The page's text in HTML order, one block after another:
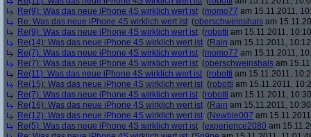
Re(9): Was das neue iPhone 4S wirklich wert ist (momo77 am 15.11.2011,
Re: Was das neue iPhone 4S wirklich wert ist (oberschweinshals am
Re(9): Was das neue iPhone 4S wirklich wert ist (robotti am 15.11.2011,
Re(14): Was das neue iPhone 4S wirklich wert ist (Rain am 15.11.2011,
Re(7): Was das neue iPhone 4S wirklich wert ist (momo77 am 15.11.2011,
Re(7): Was das neue iPhone 4S wirklich wert ist (oberschweinshals am
Re(11): Was das neue iPhone 4S wirklich wert ist (robotti am 15.11.2011,
Re(15): Was das neue iPhone 4S wirklich wert ist (robotti am 15.11.2011,
Re(7): Was das neue iPhone 4S wirklich wert ist (robotti am 15.11.2011,
Re(16): Was das neue iPhone 4S wirklich wert ist (Rain am 15.11.2011,
Re(12): Was das neue iPhone 4S wirklich wert ist (Newbie007 am
Re(5): Was das neue iPhone 4S wirklich wert ist (experience2080 am